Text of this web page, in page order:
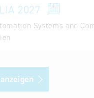
2027
Systems and